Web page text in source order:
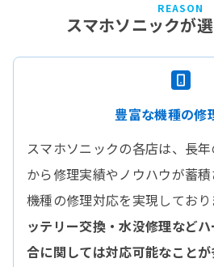
REASON
スマホソニックが
豊富な機種の修
スマホソニックの各店は、長
から修理実績やノウハウが蓄
機種の修理対応を実現しており
ッテリー交換・水没修理など
合に関しては対応可能なこと